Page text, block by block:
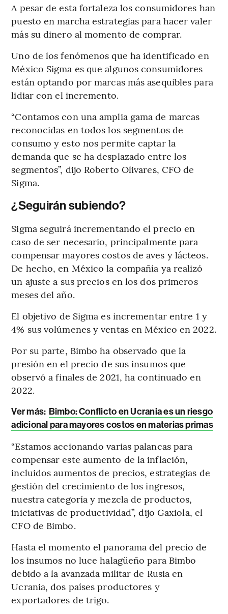
A pesar de esta fortaleza los consumidores han
puesto en marcha estrategias para hacer valer
más su dinero al momento de comprar.
Uno de los fenómenos que ha identificado en
México Sigma es que algunos consumidores
están optando por marcas más asequibles para
lidiar con el incremento.
“Contamos con una amplia gama de marcas
reconocidas en todos los segmentos de
consumo y esto nos permite captar la
demanda que se ha desplazado entre los
segmentos”, dijo Roberto Olivares, CFO de
Sigma.
¿Seguirán subiendo?
Sigma seguirá incrementando el precio en
caso de ser necesario, principalmente para
compensar mayores costos de aves y lácteos.
De hecho, en México la compañía ya realizó
un ajuste a sus precios en los dos primeros
meses del año.
El objetivo de Sigma es incrementar entre 1 y
4% sus volúmenes y ventas en México en 2022.
Por su parte, Bimbo ha observado que la
presión en el precio de sus insumos que
observó a finales de 2021, ha continuado en
2022.
Ver más: Bimbo: Conflicto en Ucrania es un riesgo
adicional para mayores costos en materias primas
“Estamos accionando varias palancas para
compensar este aumento de la inflación,
incluidos aumentos de precios, estrategias de
gestión del crecimiento de los ingresos,
nuestra categoría y mezcla de productos,
iniciativas de productividad”, dijo Gaxiola, el
CFO de Bimbo.
Hasta el momento el panorama del precio de
los insumos no luce halagüeño para Bimbo
debido a la avanzada militar de Rusia en
Ucrania, dos países productores y
exportadores de trigo.